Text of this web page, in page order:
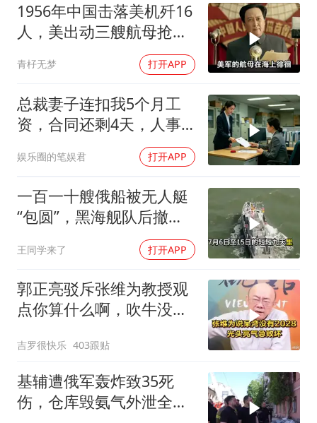
1956年中国击落美机歼16
人，美出动三艘航母抢尸
青杍无梦 打开APP
总裁妻子连扣我5个月工
资，合同还剩4天，人事
娱乐圈的笔娱君 打开APP
一百一十艘俄船被无人艇
“包圆”，黑海舰队后撤数
百里，制海权彻底易手
王同学来了 打开APP
郭正亮驳斥张维为教授观
点你算什么啊，吹牛没
吉罗很快乐 403跟贴
基辅遭俄军轰炸致35死
伤，仓库毁氨气外泄全城